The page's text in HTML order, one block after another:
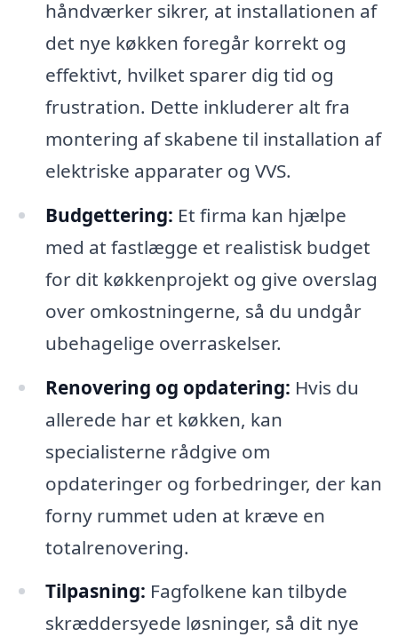
håndværker sikrer, at installationen af
det nye køkken foregår korrekt og
effektivt, hvilket sparer dig tid og
frustration. Dette inkluderer alt fra
montering af skabene til installation af
elektriske apparater og VVS.
Budgettering: Et firma kan hjælpe
med at fastlægge et realistisk budget
for dit køkkenprojekt og give overslag
over omkostningerne, så du undgår
ubehagelige overraskelser.
Renovering og opdatering: Hvis du
allerede har et køkken, kan
specialisterne rådgive om
opdateringer og forbedringer, der kan
forny rummet uden at kræve en
totalrenovering.
Tilpasning: Fagfolkene kan tilbyde
skræddersyede løsninger, så dit nye